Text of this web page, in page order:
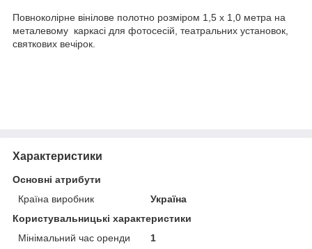
Повноколірне вінілове полотно розміром 1,5 х 1,0 метра на
металевому каркасі для фотосесій, театральних установок,
святкових вечірок.
Характеристики
Основні атрибути
Країна виробник
Україна
Користувальницькі характеристики
Мінімальний час оренди
1